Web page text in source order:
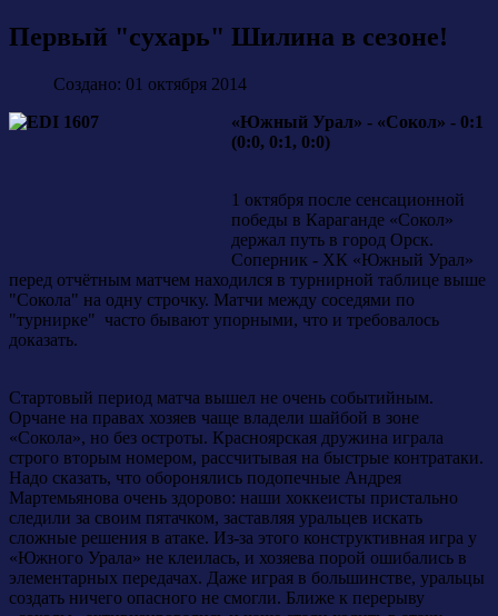
Первый "сухарь" Шилина в сезоне!
Создано: 01 октября 2014
«Южный Урал» - «Сокол» - 0:1
(0:0, 0:1, 0:0)
1 октября после сенсационной
победы в Караганде «Сокол»
держал путь в город Орск.
Соперник - ХК «Южный Урал»
перед отчётным матчем находился в турнирной таблице выше
"Сокола" на одну строчку. Матчи между соседями по
"турнирке" часто бывают упорными, что и требовалось
доказать.
Стартовый период матча вышел не очень событийным.
Орчане на правах хозяев чаще владели шайбой в зоне
«Сокола», но без остроты. Красноярская дружина играла
строго вторым номером, рассчитывая на быстрые контратаки.
Надо сказать, что оборонялись подопечные Андрея
Мартемьянова очень здорово: наши хоккеисты пристально
следили за своим пятачком, заставляя уральцев искать
сложные решения в атаке. Из-за этого конструктивная игра у
«Южного Урала» не клеилась, и хозяева порой ошибались в
элементарных передачах. Даже играя в большинстве, уральцы
создать ничего опасного не смогли. Ближе к перерыву